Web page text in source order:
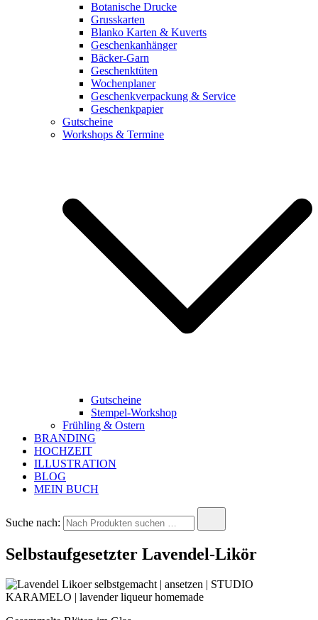
Botanische Drucke
Grusskarten
Blanko Karten & Kuverts
Geschenkanhänger
Bäcker-Garn
Geschenktüten
Wochenplaner
Geschenkverpackung & Service
Geschenkpapier
Gutscheine
Workshops & Termine
Gutscheine
Stempel-Workshop
Frühling & Ostern
BRANDING
HOCHZEIT
ILLUSTRATION
BLOG
MEIN BUCH
Suche nach:
Selbstaufgesetzter Lavendel-Likör